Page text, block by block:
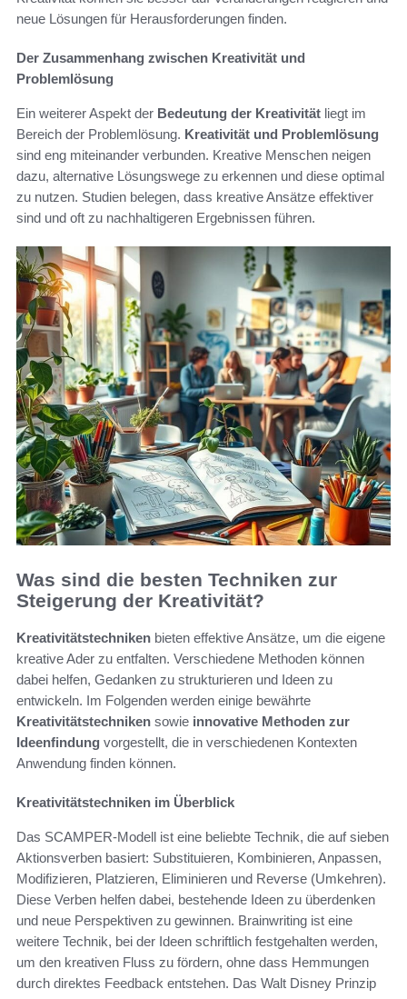
neue Lösungen für Herausforderungen finden.
Der Zusammenhang zwischen Kreativität und
Problemlösung
Ein weiterer Aspekt der Bedeutung der Kreativität liegt im
Bereich der Problemlösung. Kreativität und Problemlösung
sind eng miteinander verbunden. Kreative Menschen neigen
dazu, alternative Lösungswege zu erkennen und diese optimal
zu nutzen. Studien belegen, dass kreative Ansätze effektiver
sind und oft zu nachhaltigeren Ergebnissen führen.
Was sind die besten Techniken zur
Steigerung der Kreativität?
Kreativitätstechniken bieten effektive Ansätze, um die eigene
kreative Ader zu entfalten. Verschiedene Methoden können
dabei helfen, Gedanken zu strukturieren und Ideen zu
entwickeln. Im Folgenden werden einige bewährte
Kreativitätstechniken sowie innovative Methoden zur
Ideenfindung vorgestellt, die in verschiedenen Kontexten
Anwendung finden können.
Kreativitätstechniken im Überblick
Das SCAMPER-Modell ist eine beliebte Technik, die auf sieben
Aktionsverben basiert: Substituieren, Kombinieren, Anpassen,
Modifizieren, Platzieren, Eliminieren und Reverse (Umkehren).
Diese Verben helfen dabei, bestehende Ideen zu überdenken
und neue Perspektiven zu gewinnen. Brainwriting ist eine
weitere Technik, bei der Ideen schriftlich festgehalten werden,
um den kreativen Fluss zu fördern, ohne dass Hemmungen
durch direktes Feedback entstehen. Das Walt Disney Prinzip